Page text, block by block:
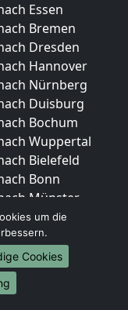
Essen
Bremen
Dresden
Hannover
Nürnberg
Duisburg
Bochum
Wuppertal
Bielefeld
Bonn
Münster
Brasilien
Brunei
um die
Cookies